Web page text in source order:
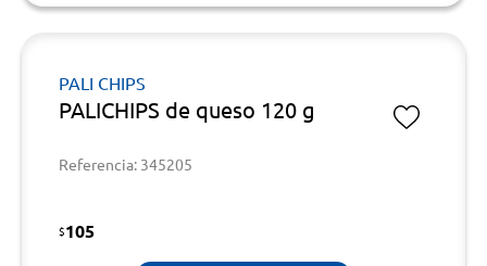
PALI CHIPS
PALICHIPS de queso 120 g
Referencia: 345205
$105